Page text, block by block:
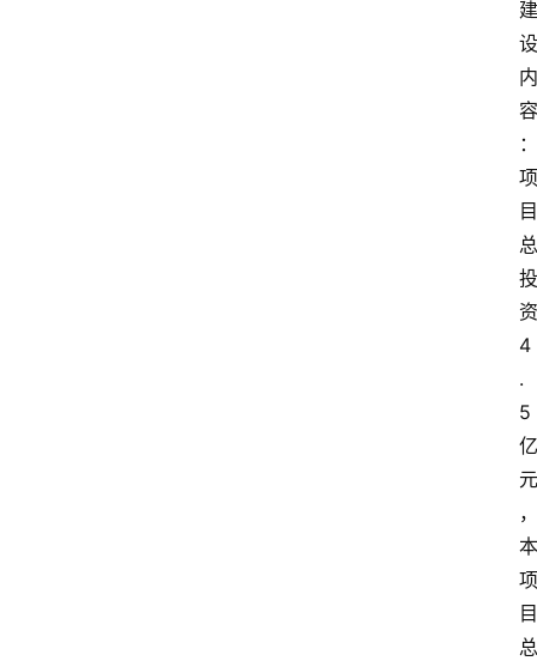
建
设
内
容
：
项
目
总
投
资
4
.
5
亿
元
，
本
项
目
总